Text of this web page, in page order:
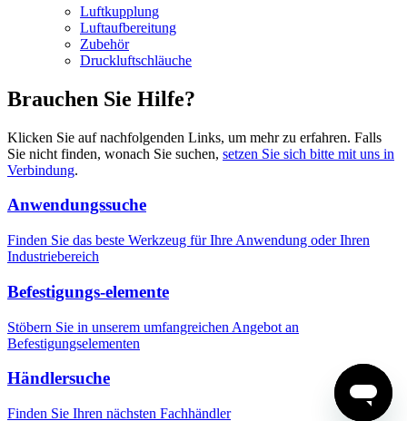
Luftkupplung
Luftaufbereitung
Zubehör
Druckluftschläuche
Brauchen Sie Hilfe?
Klicken Sie auf nachfolgenden Links, um mehr zu erfahren. Falls
Sie nicht finden, wonach Sie suchen, setzen Sie sich bitte mit uns in
Verbindung.
Anwendungssuche
Finden Sie das beste Werkzeug für Ihre Anwendung oder Ihren
Industriebereich
Befestigungs-elemente
Stöbern Sie in unserem umfangreichen Angebot an
Befestigungselementen
Händlersuche
Finden Sie Ihren nächsten Fachhändler